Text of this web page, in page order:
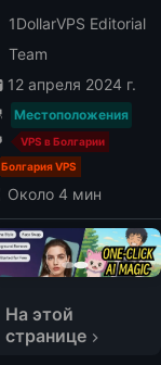
1DollarVPS Editorial
Team
12 апреля 2024 г.
Местоположения
VPS в Болгарии
Болгария VPS
Около 4 мин
На этой
странице
Часть 1: Сравнение поставщиков VPS в Болгарии
Часть 2: Подробный обзор поставщиков VPS в Болгарии
LightNode
Bluevps